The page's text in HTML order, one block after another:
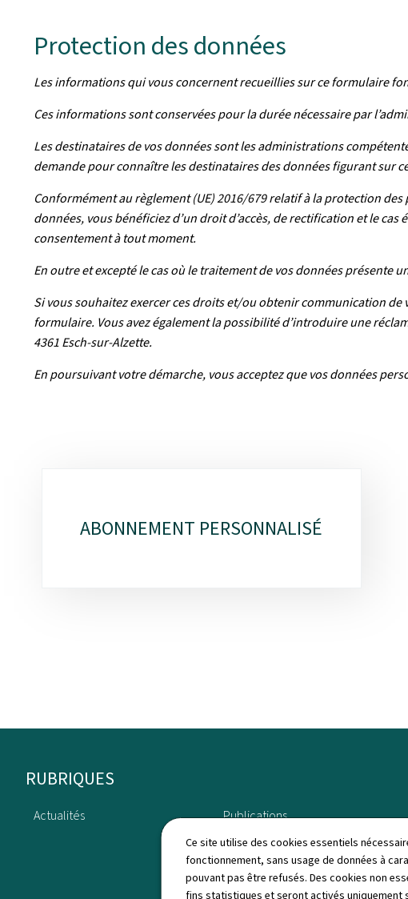
Ce site utilise des cookies essentiels
fonctionnement, sans usage de données à
pouvant pas être refusés. Des cookies non
fins statistiques et seront activés uniquement
Protection des données
Les informations qui vous concernent recueillies sur ce formulaire
Ces informations sont conservées pour la durée nécessaire par
Les destinataires de vos données sont les administrations
demande pour connaître les destinataires des données figurant sur
Conformément au règlement (UE) 2016/679 relatif à la protection
données, vous bénéficiez d’un droit d’accès, de rectification et le
consentement à tout moment.
En outre et excepté le cas où le traitement de vos données présente
Si vous souhaitez exercer ces droits et/ou obtenir communication
formulaire. Vous avez également la possibilité d’introduire une
4361 Esch-sur-Alzette.
En poursuivant votre démarche, vous acceptez que vos données
rubriquesABONNEMENT PERSONNALISÉ
Pied
de
RUBRIQUES
Actualités Publications